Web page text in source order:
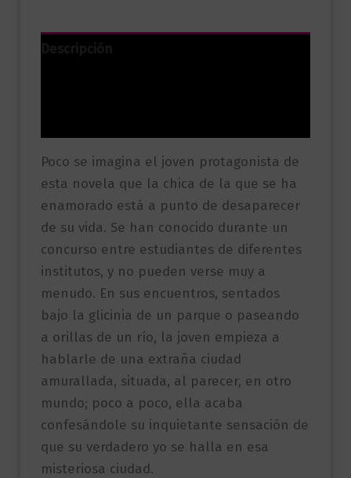
Descripción
Poco se imagina el joven protagonista de
esta novela que la chica de la que se ha
enamorado está a punto de desaparecer
de su vida. Se han conocido durante un
concurso entre estudiantes de diferentes
institutos, y no pueden verse muy a
menudo. En sus encuentros, sentados
bajo la glicinia de un parque o paseando
a orillas de un río, la joven empieza a
hablarle de una extraña ciudad
amurallada, situada, al parecer, en otro
mundo; poco a poco, ella acaba
confesándole su inquietante sensación de
que su verdadero yo se halla en esa
misteriosa ciudad.